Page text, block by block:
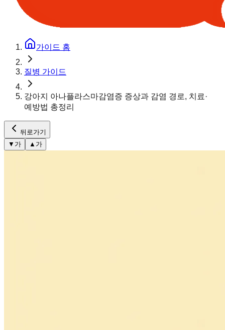
가이드 홈
질병 가이드
강아지 아나플라스마감염증 증상과 감염 경로, 치료·
예방법 총정리
뒤로가기
▼ 가 ▲ 가